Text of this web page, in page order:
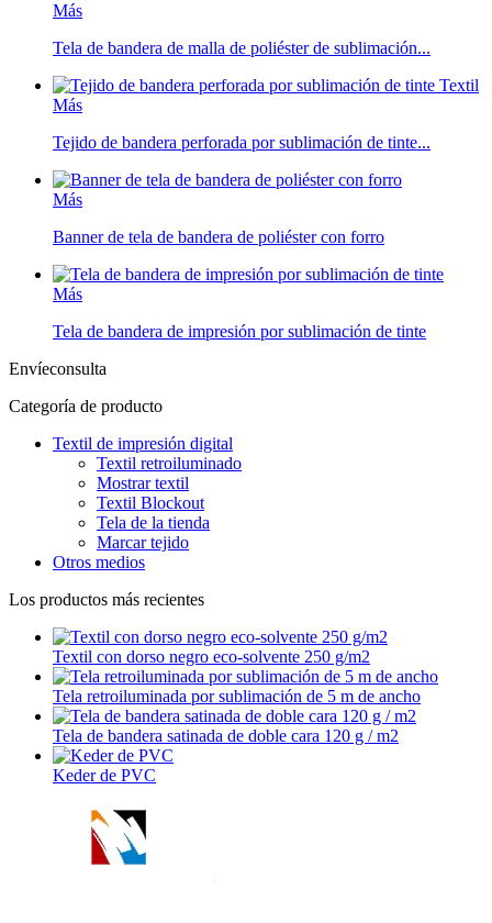
Más
Tela de bandera de malla de poliéster de sublimación...
Más
Tejido de bandera perforada por sublimación de tinte...
Más
Banner de tela de bandera de poliéster con forro
Más
Tela de bandera de impresión por sublimación de tinte
Envíeconsulta
Categoría de producto
Textil de impresión digital
Textil retroiluminado
Mostrar textil
Textil Blockout
Tela de la tienda
Marcar tejido
Otros medios
Los productos más recientes
Textil con dorso negro eco-solvente 250 g/m2
Tela retroiluminada por sublimación de 5 m de ancho
Tela de bandera satinada de doble cara 120 g / m2
Keder de PVC